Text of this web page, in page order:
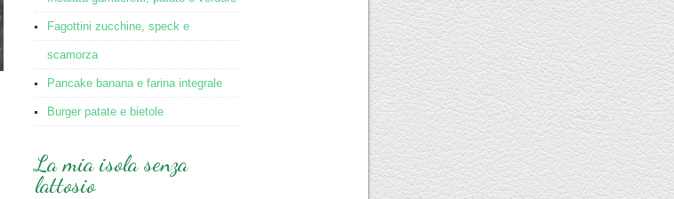
Fagottini zucchine, speck e
scamorza
Pancake banana e farina integrale
Burger patate e bietole
La mia isola senza
lattosio